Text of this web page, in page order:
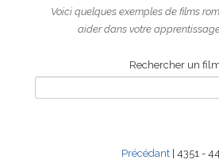
Voici quelques exemples de films
aider dans votre
Rechercher un
Précédant| 4351 -